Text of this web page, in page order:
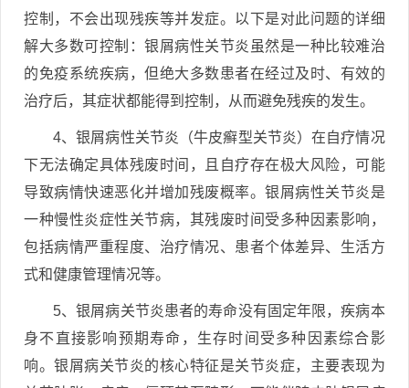
控制，不会出现残疾等并发症。以下是对此问题的详细
解大多数可控制：银屑病性关节炎虽然是一种比较难治
的免疫系统疾病，但绝大多数患者在经过及时、有效的
治疗后，其症状都能得到控制，从而避免残疾的发生。
4、银屑病性关节炎（牛皮癣型关节炎）在自疗情况
下无法确定具体残废时间，且自疗存在极大风险，可能
导致病情快速恶化并增加残废概率。银屑病性关节炎是
一种慢性炎症性关节病，其残废时间受多种因素影响，
包括病情严重程度、治疗情况、患者个体差异、生活方
式和健康管理情况等。
5、银屑病关节炎患者的寿命没有固定年限，疾病本
身不直接影响预期寿命，生存时间受多种因素综合影
响。银屑病关节炎的核心特征是关节炎症，主要表现为